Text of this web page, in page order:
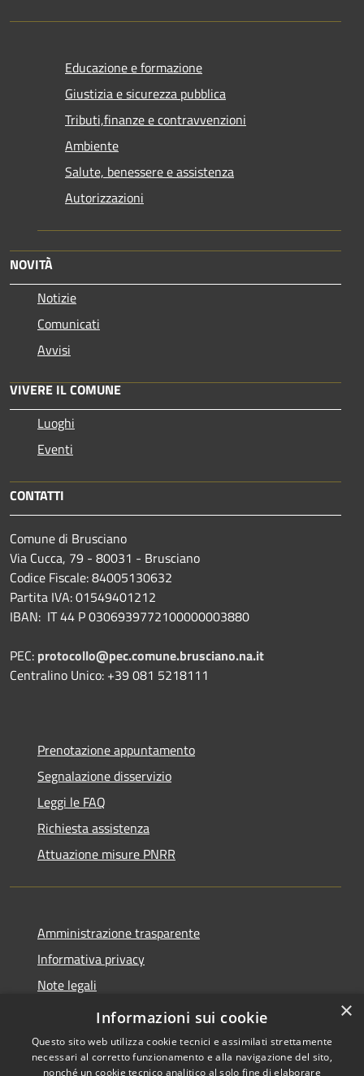
Educazione e formazione
Giustizia e sicurezza pubblica
Tributi,finanze e contravvenzioni
Ambiente
Salute, benessere e assistenza
Autorizzazioni
NOVITÀ
Notizie
Comunicati
Avvisi
VIVERE IL COMUNE
Luoghi
Eventi
CONTATTI
Comune di Brusciano
Via Cucca, 79 - 80031 - Brusciano
Codice Fiscale: 84005130632
Partita IVA: 01549401212
IBAN: IT 44 P 0306939772100000003880
PEC: protocollo@pec.comune.brusciano.na.it
Centralino Unico: +39 081 5218111
Prenotazione appuntamento
Segnalazione disservizio
Leggi le FAQ
Richiesta assistenza
Attuazione misure PNRR
Amministrazione trasparente
Informativa privacy
Note legali
Dichiarazione di accessibilità
×
Informazioni sui cookie
Questo sito web utilizza cookie tecnici e assimilati strettamente
necessari al corretto funzionamento e alla navigazione del sito,
nonché un cookie tecnico analitico al solo fine di elaborare